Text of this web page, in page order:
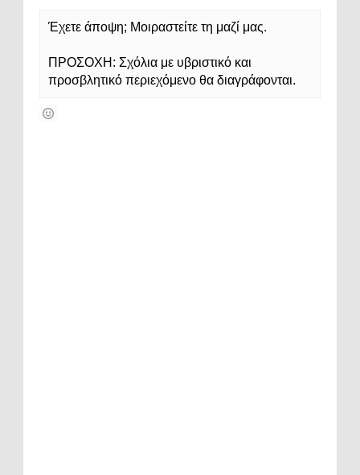
Έχετε άποψη; Μοιραστείτε τη μαζί μας.
ΠΡΟΣΟΧΗ: Σχόλια με υβριστικό και
προσβλητικό περιεχόμενο θα διαγράφονται.